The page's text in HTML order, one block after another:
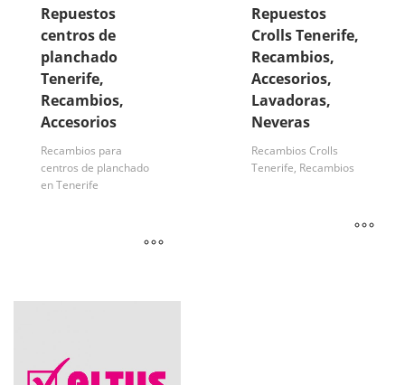
Repuestos
centros de
planchado
Tenerife,
Recambios,
Accesorios
Recambios para
centros de planchado
en Tenerife
Repuestos
Crolls Tenerife,
Recambios,
Accesorios,
Lavadoras,
Neveras
Recambios Crolls
Tenerife, Recambios